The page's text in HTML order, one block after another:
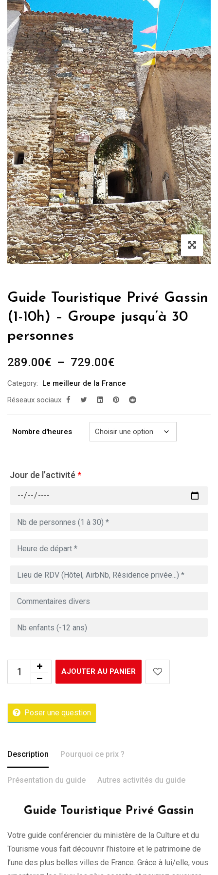
Guide Touristique Privé Gassin
(1-10h) – Groupe jusqu’à 30
personnes
289.00€ – 729.00€Plage
prix :
289.00€
729.00€
Category:
Le meilleur de la France
Réseaux sociaux
Nombre d'heures
Jour de l’activité *
AJOUTER AU PANIER
Poser une question
Description Pourquoi ce prix ?
Présentation du guide Autres activités du guide
Guide Touristique Privé Gassin
Votre guide conférencier du ministère de la Culture et du
Tourisme vous fait découvrir l’histoire et le patrimoine de
l’une des plus belles villes de France. Grâce à lui/elle, vous